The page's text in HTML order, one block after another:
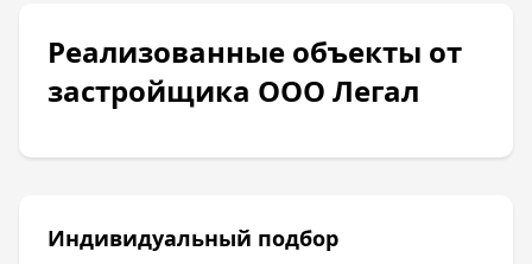
Реализованные объекты от
застройщика ООО Легал
Индивидуальный подбор